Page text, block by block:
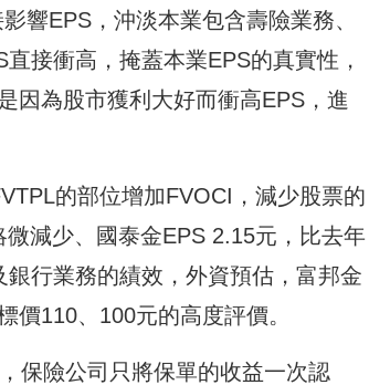
響EPS，沖淡本業包含壽險業務、
接衝高，掩蓋本業EPS的真實性，
因為股市獲利大好而衝高EPS，進
的部位增加FVOCI，減少股票的
減少、國泰金EPS 2.15元，比去年
行業務的績效，外資預估，富邦金
價110、100元的高度評價。
保險公司只將保單的收益一次認